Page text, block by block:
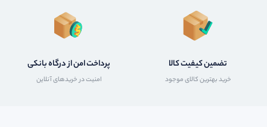
تضمین کیفیت کالا
خرید بهترین کالای موجود
پرداخت امن از درگاه بانکی
امنیت در خریدهای آنلاین